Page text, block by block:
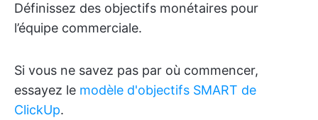
Définissez des objectifs monétaires pour
l’équipe commerciale.
Si vous ne savez pas par où commencer,
essayez le modèle d'objectifs SMART de
ClickUp.